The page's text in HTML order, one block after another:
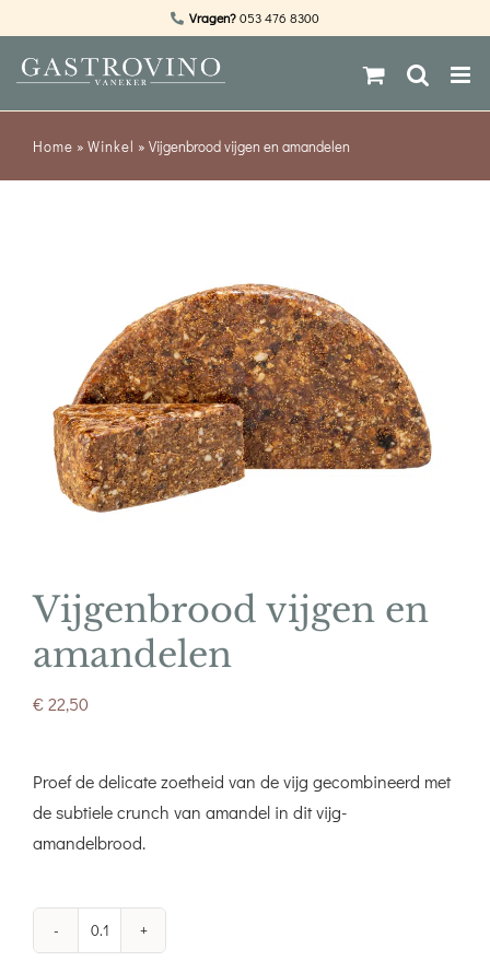
inhoud
Vragen?053 476 8300
Home » Winkel » Vijgenbrood vijgen en amandelen
Vijgenbrood vijgen en
amandelen
€22,50
Proef de delicate zoetheid van de vijg gecombineerd met
de subtiele crunch van amandel in dit vijg-
amandelbrood.
Vijgenbrood